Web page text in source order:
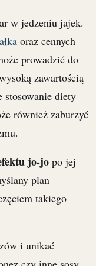
w jedzeniu jajek.
oraz cennych
prowadzić do
zawartością
stosowanie diety
również zaburzyć
jo-jo po jej
plan
takiego
i unikać